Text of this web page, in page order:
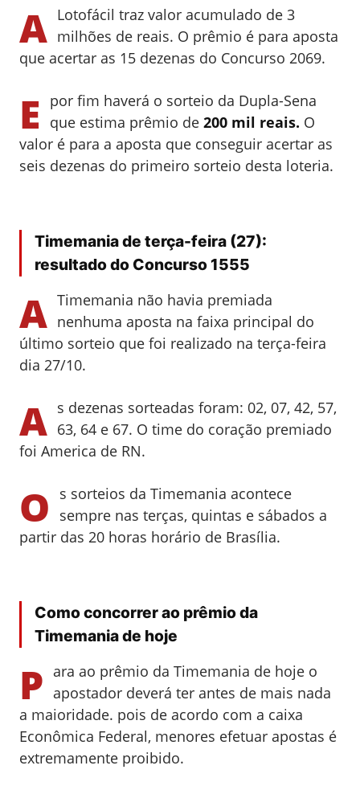
A Lotofácil traz valor acumulado de 3
milhões de reais. O prêmio é para aposta
que acertar as 15 dezenas do Concurso 2069.
E
por fim haverá o sorteio da Dupla-Sena
que estima prêmio de 200 mil reais. O
valor é para a aposta que conseguir acertar as
seis dezenas do primeiro sorteio desta loteria.
Timemania de terça-feira (27):
resultado do Concurso 1555
A Timemania não havia premiada
nenhuma aposta na faixa principal do
último sorteio que foi realizado na terça-feira
dia 27/10.
A s dezenas sorteadas foram: 02, 07, 42, 57,
63, 64 e 67. O time do coração premiado
foi America de RN.
O
s sorteios da Timemania acontece
sempre nas terças, quintas e sábados a
partir das 20 horas horário de Brasília.
Como concorrer ao prêmio da
Timemania de hoje
P ara ao prêmio da Timemania de hoje o
apostador deverá ter antes de mais nada
a maioridade. pois de acordo com a caixa
Econômica Federal, menores efetuar apostas é
extremamente proibido.